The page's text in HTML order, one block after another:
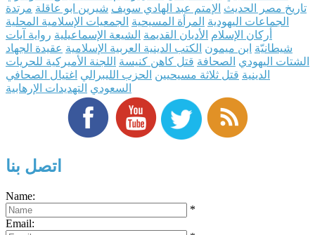
تاريخ مصر الحديث الإمتم عبد الهادي سويف شيرين ابو عاقلة مرتدة
الجماعات اليهودية المرأة المسيحية الجمعيات الإسلامية المحلية
أركان الإسلام الأديان القديمة الشيعة الإسماعيلية رواية آيات
شيطانيّة ابن ميمون الكتب الدينية العربية الإسلامية عقيدة الجهاد
الشتات اليهودي الصحافة قتل كاهن كنيسة اللجنة الأميركية للحريات
الدينية قتل ثلاثة مسيحيين الحزب الليبرالي اغتيال الصحافي
السعودي التهديدات الإرهابية
اتصل بنا
Name:
*
Email: